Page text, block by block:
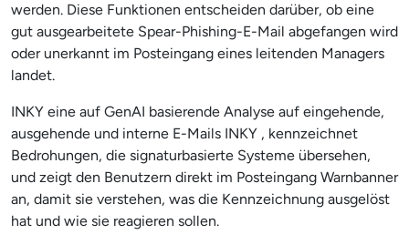
werden. Diese Funktionen entscheiden darüber, ob eine
gut ausgearbeitete Spear-Phishing-E-Mail abgefangen wird
oder unerkannt im Posteingang eines leitenden Managers
landet.
INKY eine auf GenAI basierende Analyse auf eingehende,
ausgehende und interne E-Mails INKY , kennzeichnet
Bedrohungen, die signaturbasierte Systeme übersehen,
und zeigt den Benutzern direkt im Posteingang Warnbanner
an, damit sie verstehen, was die Kennzeichnung ausgelöst
hat und wie sie reagieren sollen.